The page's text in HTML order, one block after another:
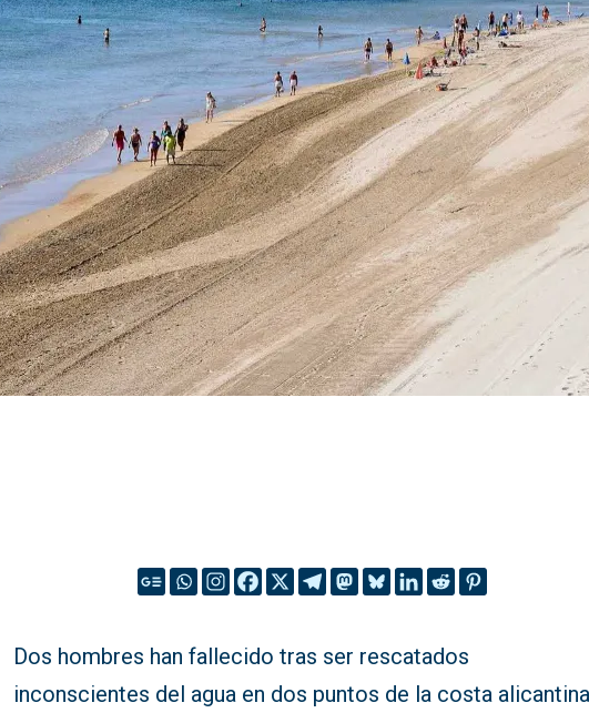
Dos hombres han fallecido tras ser rescatados
inconscientes del agua en dos puntos de la costa